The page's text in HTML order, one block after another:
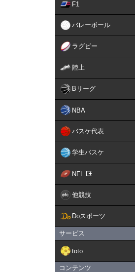
F1
バレーボール
ラグビー
陸上
Bリーグ
NBA
バスケ代表
学生バスケ
NFL
他競技
Doスポーツ
サービス
toto
コンテンツ